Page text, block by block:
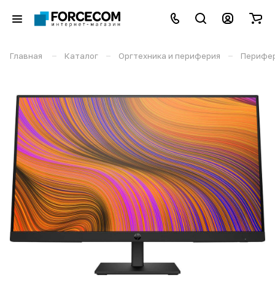
Главная – Каталог – Оргтехника и периферия –